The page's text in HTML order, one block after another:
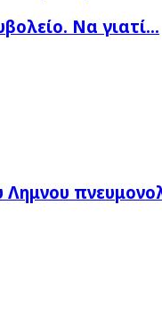
Να γιατί...
Λημνου